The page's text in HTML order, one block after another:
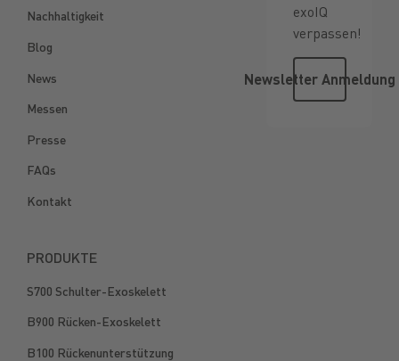
Nachhaltigkeit
Blog
News
Messen
Presse
FAQs
Kontakt
PRODUKTE
S700 Schulter-Exoskelett
B900 Rücken-Exoskelett
B100 Rückenunterstützung
exoIQ
verpassen!
Newsletter
Newsletter Anmeldung